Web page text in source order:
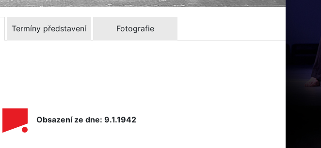
Termíny představení Fotografie
Obsazení ze dne: 9.1.1942